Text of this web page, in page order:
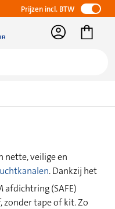
Prijzen incl. BTW
nette, veilige en
. Dankzij het
afdichtring (SAFE)
zonder tape of kit. Zo